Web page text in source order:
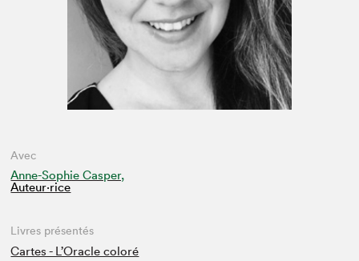
Avec
Anne-Sophie Casper,
Auteur·rice
Livres présentés
Cartes - L’Oracle coloré